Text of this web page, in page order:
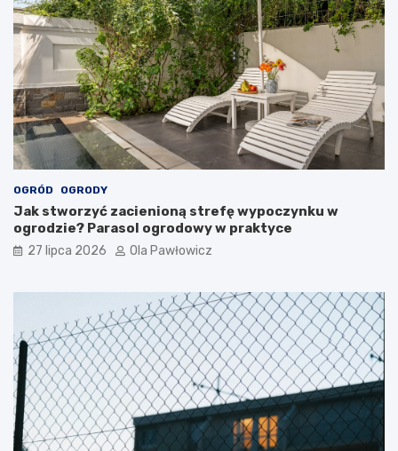
OGRÓD OGRODY
Jak stworzyć zacienioną strefę wypoczynku w
ogrodzie? Parasol ogrodowy w praktyce
27 lipca 2026 Ola Pawłowicz